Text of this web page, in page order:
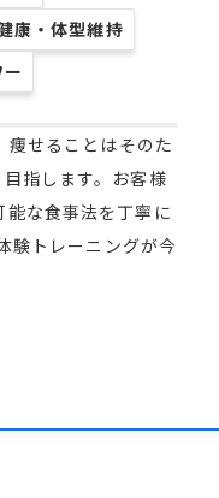
康・体型維持
痩せることはそのた
指します。お客様
な食事法を丁寧に
験トレーニングが今